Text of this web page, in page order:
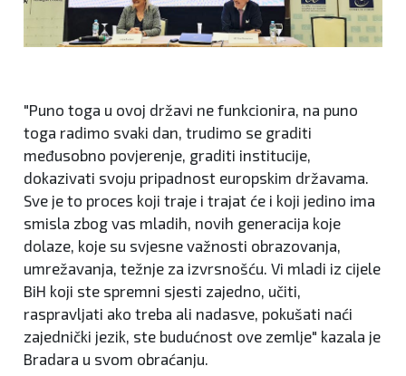
"Puno toga u ovoj državi ne funkcionira, na puno
toga radimo svaki dan, trudimo se graditi
međusobno povjerenje, graditi institucije,
dokazivati svoju pripadnost europskim državama.
Sve je to proces koji traje i trajat će i koji jedino ima
smisla zbog vas mladih, novih generacija koje
dolaze, koje su svjesne važnosti obrazovanja,
umrežavanja, težnje za izvrsnošću. Vi mladi iz cijele
BiH koji ste spremni sjesti zajedno, učiti,
raspravljati ako treba ali nadasve, pokušati naći
zajednički jezik, ste budućnost ove zemlje" kazala je
Bradara u svom obraćanju.